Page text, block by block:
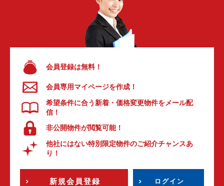
会員登録は無料！
会員専用マイページを作成！
希望条件に合う新着・価格変更物件をメール配
信！
非公開物件が閲覧可能！
他社にはない特別限定物件のご紹介チャンスあ
り！
新規会員登録 ログイン